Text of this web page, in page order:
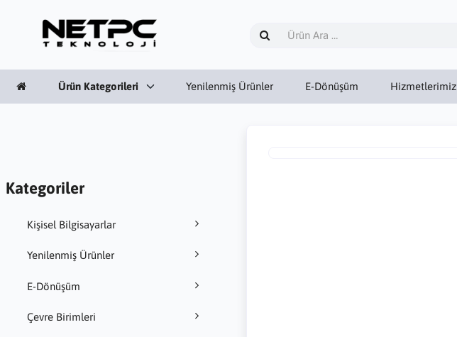
Ürün Kategorileri Yenilenmiş Ürünler E-Dönüşüm Hizmetlerimiz
Kategoriler
Kişisel Bilgisayarlar
Yenilenmiş Ürünler
E-Dönüşüm
Çevre Birimleri